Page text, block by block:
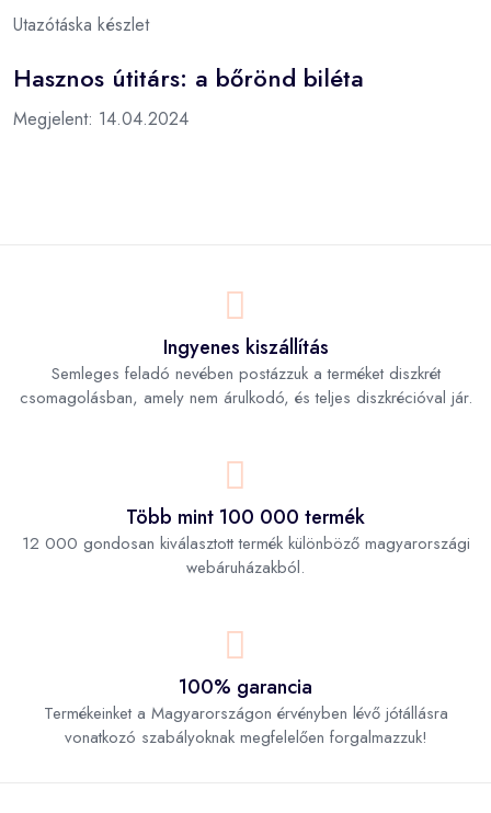
Utazótáska készlet
Hasznos útitárs: a bőrönd biléta
Megjelent: 14.04.2024
Ingyenes kiszállítás
Semleges feladó nevében postázzuk a terméket diszkrét
csomagolásban, amely nem árulkodó, és teljes diszkrécióval jár.
Több mint 100 000 termék
12 000 gondosan kiválasztott termék különböző magyarországi
webáruházakból.
100% garancia
Termékeinket a Magyarországon érvényben lévő jótállásra
vonatkozó szabályoknak megfelelően forgalmazzuk!